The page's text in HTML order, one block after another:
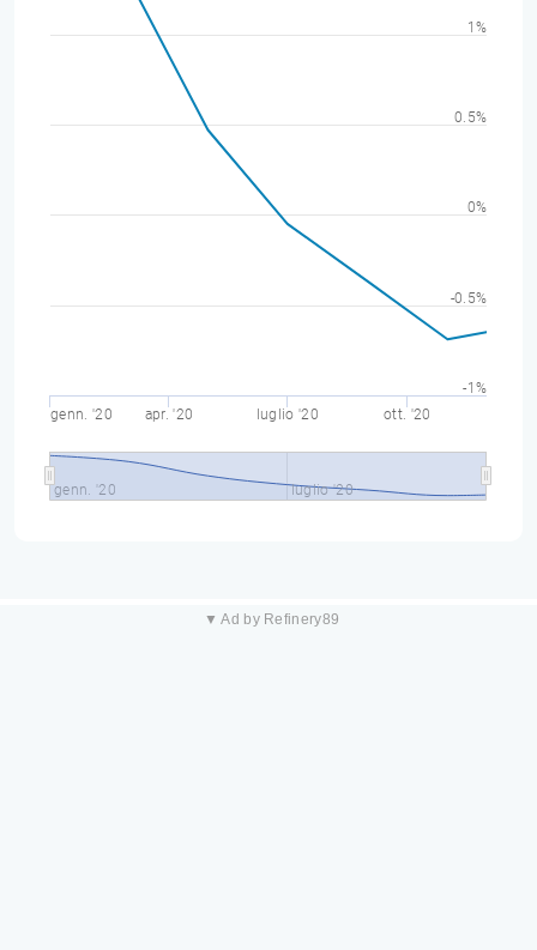
genn. '20 apr. '20 luglio '20 ott. '20
genn. '20 luglio '20
-1%
-0.5%
0%
0.5%
1%
▼ Ad by Refinery89